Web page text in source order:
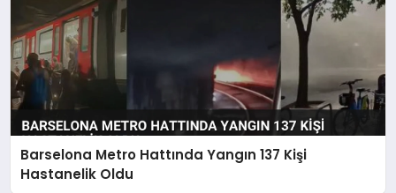
Barselona Metro Hattında Yangın 137 Kişi
Hastanelik Oldu